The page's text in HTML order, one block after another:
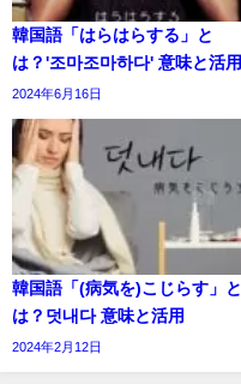
韓国語「はらはらする」と
は？'조마조마하다' 意味と活用
2024年6月16日
韓国語「(病気を)こじらす」と
は？덧내다 意味と活用
2024年2月12日